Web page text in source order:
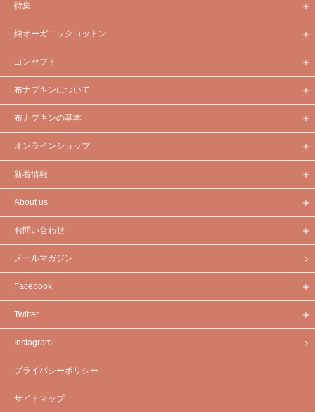
特集
純オーガニックコットン
コンセプト
布ナプキンについて
布ナプキンの基本
オンラインショップ
新着情報
About us
お問い合わせ
メールマガジン
Facebook
Twitter
Instagram
プライバシーポリシー
サイトマップ